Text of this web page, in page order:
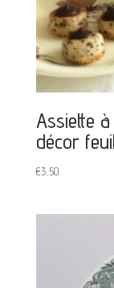
Assiette
décor
€3,50